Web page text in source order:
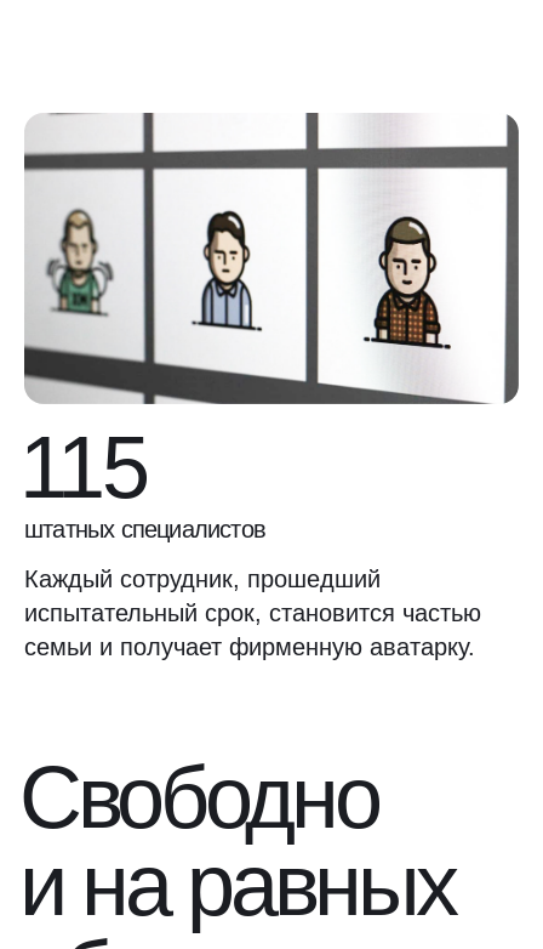
115
штатных специалистов
Каждый сотрудник, прошедший
испытательный срок, становится частью
семьи и получает фирменную аватарку.
Свободно
и на равных